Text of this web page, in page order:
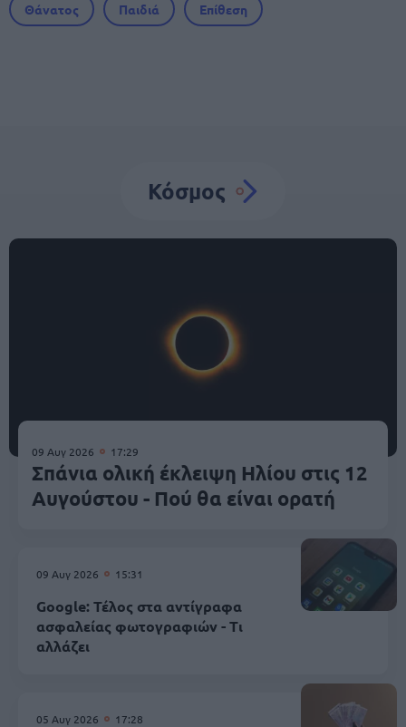
Θάνατος Παιδιά Επίθεση
Κόσμος
09 Αυγ 2026 17:29
Σπάνια ολική έκλειψη Ηλίου στις 12
Αυγούστου - Πού θα είναι ορατή
09 Αυγ 2026 15:31
Google: Τέλος στα αντίγραφα
ασφαλείας φωτογραφιών - Τι
αλλάζει
05 Αυγ 2026 17:28